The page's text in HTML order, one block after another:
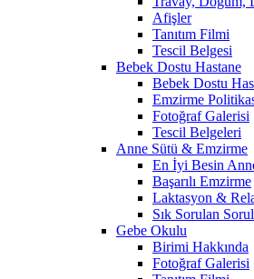
Afişler
Tanıtım Filmi
Tescil Belgesi
Bebek Dostu Hastane
Bebek Dostu
Emzirme
Fotoğraf Galerisi
Tescil Belgeleri
Anne Sütü & Emzirme
En İyi Besin
Başarılı Emzirme
Laktasyon &
Sık Sorulan
Gebe Okulu
Birimi Hakkında
Fotoğraf Galerisi